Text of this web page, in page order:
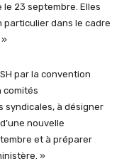
23 septembre. Elles
particulier dans le cadre
»
par la convention
comités
syndicales, à désigner
nouvelle
et à préparer
»